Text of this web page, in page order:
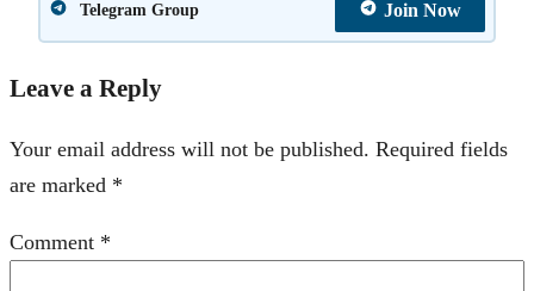
Telegram Group Join Now
Leave a Reply
Your email address will not be published. Required fields
are marked *
Comment *